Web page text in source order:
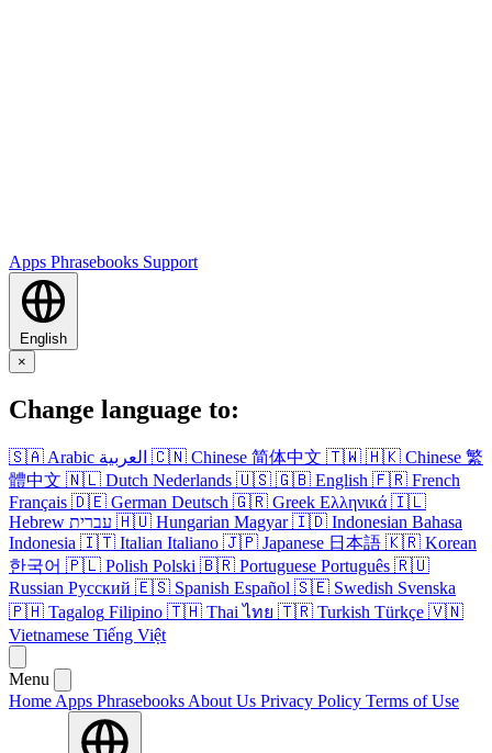
Apps Phrasebooks Support
English
×
Change language to:
🇸🇦 Arabic العربية 🇨🇳 Chinese 简体中文 🇹🇼 🇭🇰 Chinese 繁
體中文 🇳🇱 Dutch Nederlands 🇺🇸 🇬🇧 English 🇫🇷 French
Français 🇩🇪 German Deutsch 🇬🇷 Greek Ελληνικά 🇮🇱
Hebrew עברית 🇭🇺 Hungarian Magyar 🇮🇩 Indonesian Bahasa
Indonesia 🇮🇹 Italian Italiano 🇯🇵 Japanese 日本語 🇰🇷 Korean
한국어 🇵🇱 Polish Polski 🇧🇷 Portuguese Português 🇷🇺
Russian Русский 🇪🇸 Spanish Español 🇸🇪 Swedish Svenska
🇵🇭 Tagalog Filipino 🇹🇭 Thai ไทย 🇹🇷 Turkish Türkçe 🇻🇳
Vietnamese Tiếng Việt
Menu
Home Apps Phrasebooks About Us Privacy Policy Terms of Use